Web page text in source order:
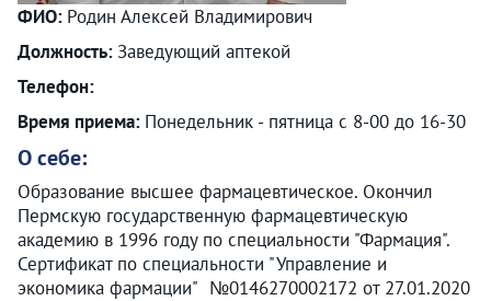
ФИО: Родин Алексей Владимирович
Должность: Заведующий аптекой
Телефон:
Время приема: Понедельник - пятница с 8-00 до 16-30
О себе:
Образование высшее фармацевтическое. Окончил
Пермскую государственную фармацевтическую
академию в 1996 году по специальности "Фармация".
Сертификат по специальности "Управление и
экономика фармации" №0146270002172 от 27.01.2020